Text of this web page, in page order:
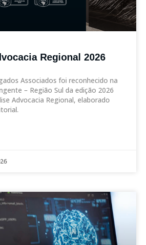
Regional 2026
Associados foi reconhecido na
– Região Sul da edição 2026
Advocacia Regional, elaborado